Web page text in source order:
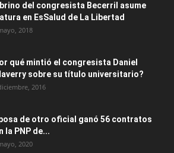
del congresista Becerril asume
en EsSalud de La Libertad
2018
qué mintió el congresista Daniel
sobre su título universitario?
2016
de otro oficial ganó 56 contratos
la PNP de...
2020